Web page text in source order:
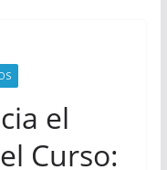
el
Curso: